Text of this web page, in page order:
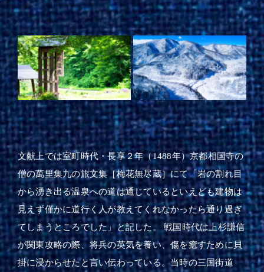
文献上では室町時代・長享２年（1488年）京都相国寺の
僧の萬里集九の旅文集［梅花無尽蔵］にて「岩の割れ目
から湧き出る温泉への道は通じているといえども建物は
見えず僅かに道行く人が教えてくれなかったら通り過ぎ
てしまうところでした」と記した。 戦国時代は上杉謙信
が関東攻略の際、将兵の英気を養い、傷を癒すために貝
掛に浸からせたと言い伝わっている。当時の三国街道